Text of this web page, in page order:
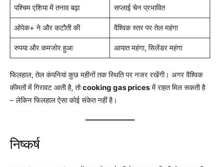
पश्चिम एशिया में तनाव बढ़ा सप्लाई चेन प्रभावित
ओपेक+ ने और कटौती की वैश्विक स्तर पर तेल महंगा
रुपया और कमजोर हुआ आयात महंगा, सिलेंडर महंगा
फिलहाल, तेल कंपनियां कुछ महीनों तक स्थिति पर नजर रखेंगी। अगर वैश्विक
कीमतों में गिरावट आती है, तोcooking gas pricesमें राहत मिल सकती है
– लेकिन फिलहाल ऐसा कोई संकेत नहीं है।
निष्कर्ष